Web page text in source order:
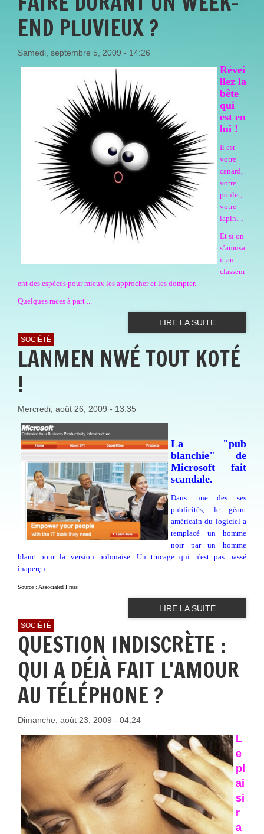
END PLUVIEUX ?
Samedi, septembre 5, 2009 - 14:26
Révei
llez la
bête
qui
est en
lui !
Il est
votre
canard,
votre
poulet,
votre
lapin…
Et si on
s’amusa
it au
classem
ent des espèces pour mieux les approcher et les dompter.
Quelques races à part ...
LIRE LA SUITE
SOCIÉTÉ
LANMEN NWÉ TOUT KOTÉ
!
Mercredi, août 26, 2009 - 13:35
La "pub
blanchie" de
Microsoft fait
scandale.
Dans une des ses
publicités, le géant
américain du logiciel a
remplacé un homme
noir par un homme
blanc pour la version polonaise. Un trucage qui n'est pas passé
inaperçu.
Source : Associated Press
LIRE LA SUITE
SOCIÉTÉ
QUESTION INDISCRÈTE :
QUI A DÉJÀ FAIT L'AMOUR
AU TÉLÉPHONE ?
Dimanche, août 23, 2009 - 04:24
L
e
pl
ai
si
r
a